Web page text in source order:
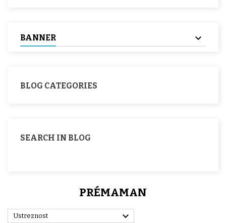
BANNER
BLOG CATEGORIES
SEARCH IN BLOG
PRÉMAMAN
Ustreznost 